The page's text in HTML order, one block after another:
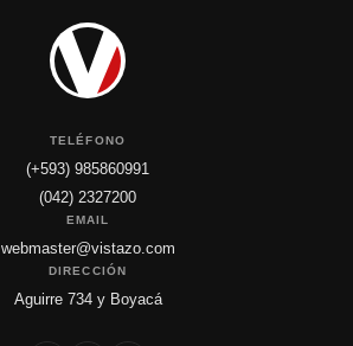
TELÉFONO
(+593) 985860991
(042) 2327200
EMAIL
webmaster@vistazo.com
DIRECCIÓN
Aguirre 734 y Boyacá